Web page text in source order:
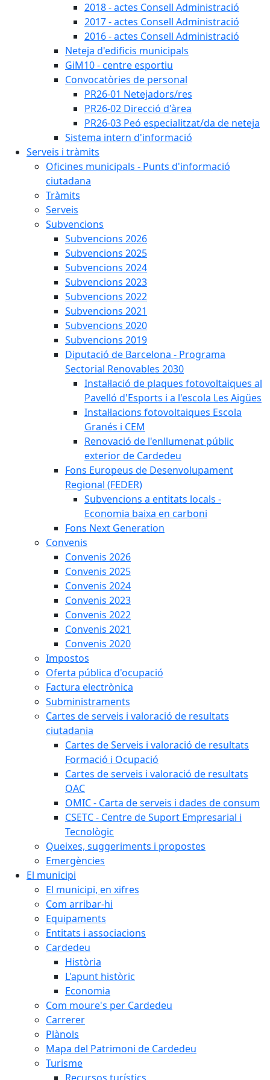
2018 - actes Consell Administració
2017 - actes Consell Administració
2016 - actes Consell Administració
Neteja d'edificis municipals
GiM10 - centre esportiu
Convocatòries de personal
PR26-01 Netejadors/res
PR26-02 Direcció d'àrea
PR26-03 Peó especialitzat/da de neteja
Sistema intern d'informació
Serveis i tràmits
Oficines municipals - Punts d'informació
ciutadana
Tràmits
Serveis
Subvencions
Subvencions 2026
Subvencions 2025
Subvencions 2024
Subvencions 2023
Subvencions 2022
Subvencions 2021
Subvencions 2020
Subvencions 2019
Diputació de Barcelona - Programa
Sectorial Renovables 2030
Instal·lació de plaques fotovoltaiques al
Pavelló d'Esports i a l'escola Les Aigües
Instal·lacions fotovoltaiques Escola
Granés i CEM
Renovació de l'enllumenat públic
exterior de Cardedeu
Fons Europeus de Desenvolupament
Regional (FEDER)
Subvencions a entitats locals -
Economia baixa en carboni
Fons Next Generation
Convenis
Convenis 2026
Convenis 2025
Convenis 2024
Convenis 2023
Convenis 2022
Convenis 2021
Convenis 2020
Impostos
Oferta pública d'ocupació
Factura electrònica
Subministraments
Cartes de serveis i valoració de resultats
ciutadania
Cartes de Serveis i valoració de resultats
Formació i Ocupació
Cartes de serveis i valoració de resultats
OAC
OMIC - Carta de serveis i dades de consum
CSETC - Centre de Suport Empresarial i
Tecnològic
Queixes, suggeriments i propostes
Emergències
El municipi
El municipi, en xifres
Com arribar-hi
Equipaments
Entitats i associacions
Cardedeu
Història
L'apunt històric
Economia
Com moure's per Cardedeu
Carrerer
Plànols
Mapa del Patrimoni de Cardedeu
Turisme